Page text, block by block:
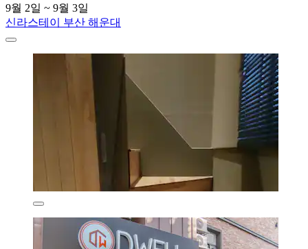
9월 2일 ~ 9월 3일
신라스테이 부산 해운대